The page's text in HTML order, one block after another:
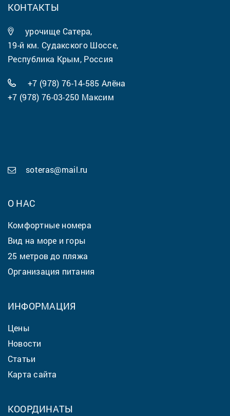
КОНТАКТЫ
урочище Сатера,
19-й км. Судакского Шоссе,
Республика Крым, Россия
+7 (978) 76-14-585 Алёна
+7 (978) 76-03-250 Максим
soteras@mail.ru
О НАС
Комфортные номера
Вид на море и горы
25 метров до пляжа
Организация питания
ИНФОРМАЦИЯ
Цены
Новости
Статьи
Карта сайта
КООРДИНАТЫ